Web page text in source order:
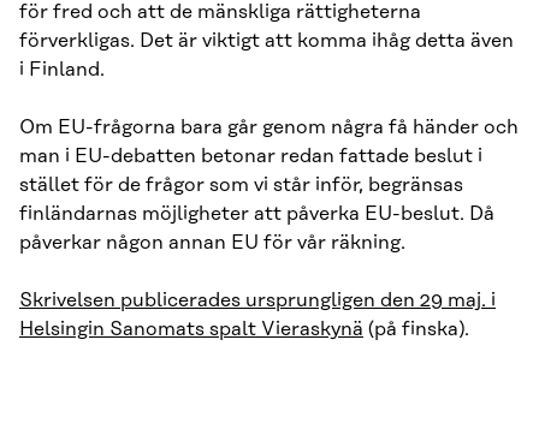
för fred och att de mänskliga rättigheterna
förverkligas. Det är viktigt att komma ihåg detta även
i Finland.
Om EU-frågorna bara går genom några få händer och
man i EU-debatten betonar redan fattade beslut i
stället för de frågor som vi står inför, begränsas
finländarnas möjligheter att påverka EU-beslut. Då
påverkar någon annan EU för vår räkning.
Skrivelsen publicerades ursprungligen den 29 maj. i
Helsingin Sanomats spalt Vieraskynä (på finska).